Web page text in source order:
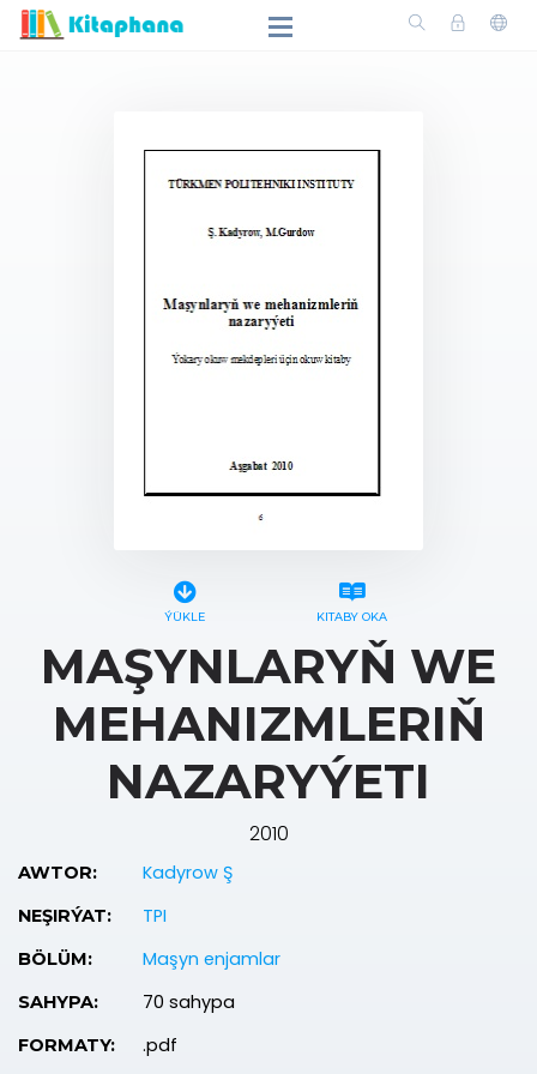
ÝÜKLE KITABY OKA
MAŞYNLARYŇ WE
MEHANIZMLERIŇ
NAZARYÝETI
2010
AWTOR: Kadyrow Ş
NEŞIRÝAT: TPI
BÖLÜM: Maşyn enjamlar
SAHYPA: 70 sahypa
FORMATY: .pdf